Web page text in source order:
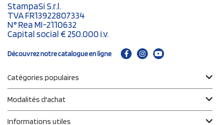
StampaSi S.r.l.
TVA FR13922807334
N° Rea MI-2110632
Capital social € 250.000 i.v.
Découvrez notre catalogue en ligne
Catégories populaires
Modalités d'achat
Informations utiles